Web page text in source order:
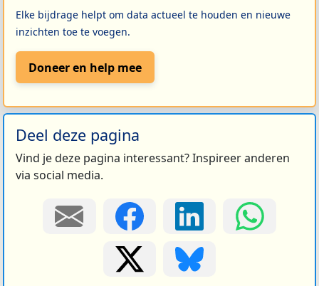
Elke bijdrage helpt om data actueel te houden en nieuwe
inzichten toe te voegen.
Doneer en help mee
Deel deze pagina
Vind je deze pagina interessant? Inspireer anderen
via social media.